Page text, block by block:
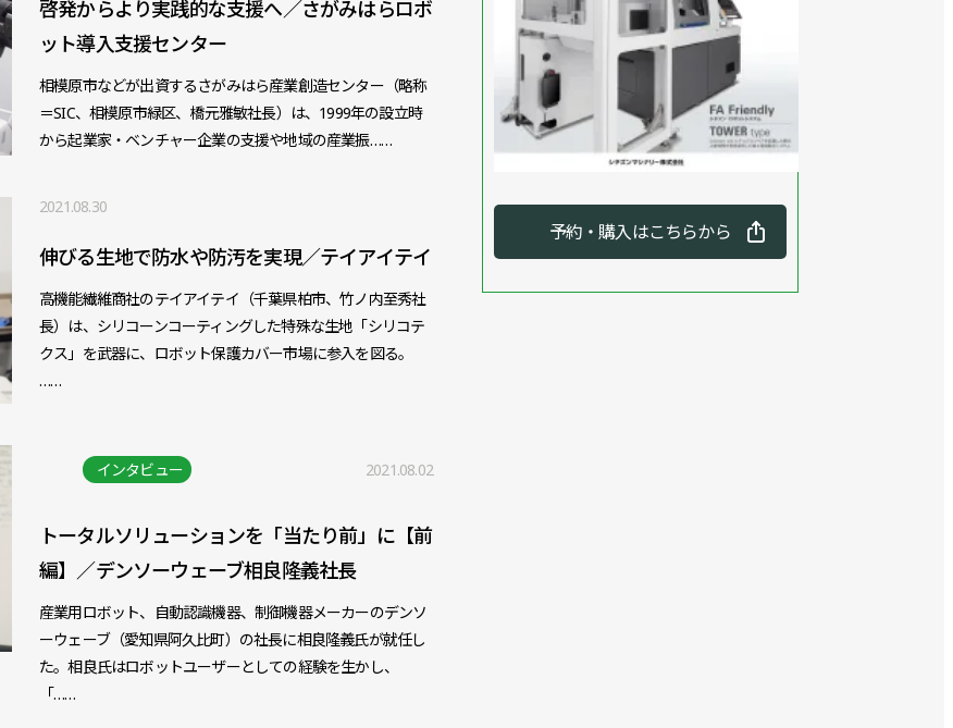
啓発からより実践的な支援へ／さがみはらロボ
ット導入支援センター
相模原市などが出資するさがみはら産業創造センター（略称
＝SIC、相模原市緑区、橋元雅敏社長）は、1999年の設立時
から起業家・ベンチャー企業の支援や地域の産業振……
2021.08.30
伸びる生地で防水や防汚を実現／テイアイテイ
高機能繊維商社のテイアイテイ（千葉県柏市、竹ノ内至秀社
長）は、シリコーンコーティングした特殊な生地「シリコテ
クス」を武器に、ロボット保護カバー市場に参入を図る。
……
インタビュー 2021.08.02
トータルソリューションを「当たり前」に【前
編】／デンソーウェーブ相良隆義社長
産業用ロボット、自動認識機器、制御機器メーカーのデンソ
ーウェーブ（愛知県阿久比町）の社長に相良隆義氏が就任し
た。相良氏はロボットユーザーとしての経験を生かし、
「……
予約・購入はこちらから